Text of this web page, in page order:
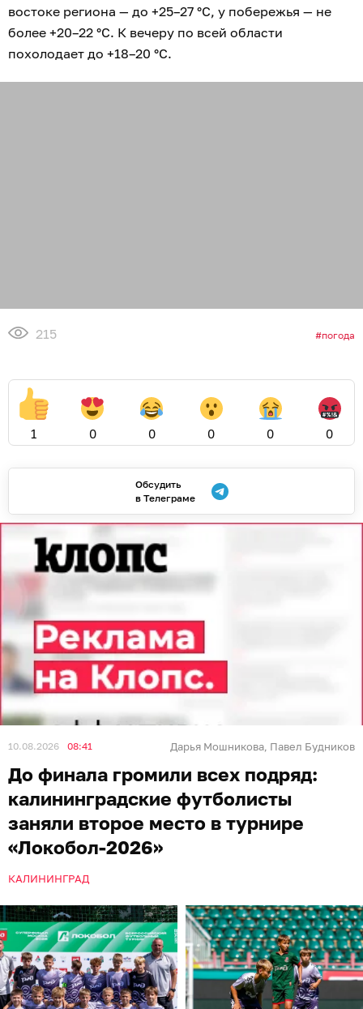
востоке региона — до +25–27 °С, у побережья — не
более +20–22 °С. К вечеру по всей области
похолодает до +18–20 °С.
215 погода
1 0 0 0 0 0
Обсудить
в Телеграме
10.08.2026 08:41 Дарья Мошникова, Павел Будников
До финала громили всех подряд:
калининградские футболисты
заняли второе место в турнире
«Локобол-2026»
КАЛИНИНГРАД